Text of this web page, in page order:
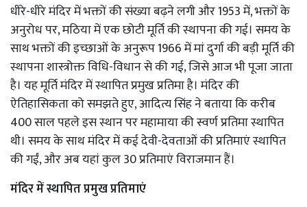
धीरे-धीरे मंदिर में भक्तों की संख्या बढ़ने लगी और 1953 में, भक्तों के
अनुरोध पर, मठिया में एक छोटी मूर्ति की स्थापना की गई। समय के
साथ भक्तों की इच्छाओं के अनुरूप 1966 में मां दुर्गा की बड़ी मूर्ति की
स्थापना शास्त्रोक्त विधि-विधान से की गई, जिसे आज भी पूजा जाता
है। यह मूर्ति मंदिर में स्थापित प्रमुख प्रतिमा है। मंदिर की
ऐतिहासिकता को समझते हुए, आदित्य सिंह ने बताया कि करीब
400 साल पहले इस स्थान पर महामाया की स्वर्ण प्रतिमा स्थापित
थी। समय के साथ मंदिर में कई देवी-देवताओं की प्रतिमाएं स्थापित
की गईं, और अब यहां कुल 30 प्रतिमाएं विराजमान हैं।
मंदिर में स्थापित प्रमुख प्रतिमाएं